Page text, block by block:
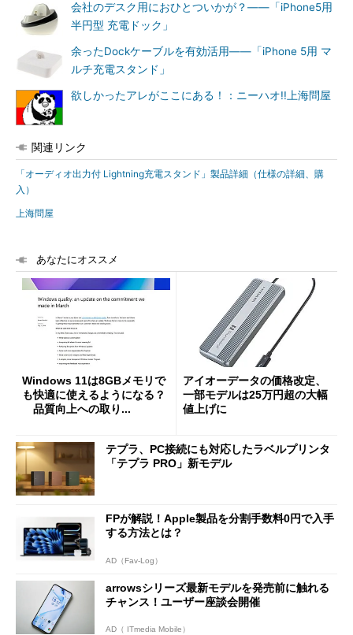
会社のデスク用におひとついかが？――「iPhone5用
半円型 充電ドック」
余ったDockケーブルを有効活用――「iPhone 5用 マ
ルチ充電スタンド」
欲しかったアレがここにある！：ニーハオ!!上海問屋
関連リンク
「オーディオ出力付 Lightning充電スタンド」製品詳細（仕様の詳細、購
入）
上海問屋
あなたにオススメ
Windows 11は8GBメモリで
も快適に使えるようになる？
品質向上への取り...
アイオーデータの価格改定、
一部モデルは25万円超の大幅
値上げに
テプラ、PC接続にも対応したラベルプリンタ
「テプラ PRO」新モデル
FPが解説！Apple製品を分割手数料0円で入手
する方法とは？
AD（Fav-Log）
arrowsシリーズ最新モデルを発売前に触れる
チャンス！ユーザー座談会開催
AD（ ITmedia Mobile）